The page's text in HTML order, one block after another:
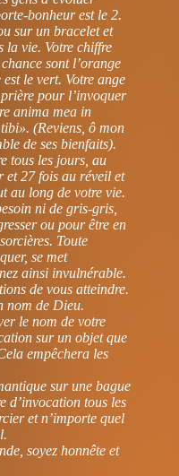
bonheur est le 2.
sur un bracelet et
la vie. Votre chiffre
sont l’orange
le vert. Votre ange
pour l’invoquer
anima mea in
(Reviens, ô mon
de ses bienfaits).
tous les jours, au
et 27 fois au réveil et
au long de votre vie.
ni de gris-gris,
ou pour être en
Toute
se met
ainsi invulnérable.
de vous atteindre.
nom de Dieu.
le nom de votre
sur un objet que
empêchera les
sur une bague
d’invocation tous les
et n’importe quel
soyez honnête et